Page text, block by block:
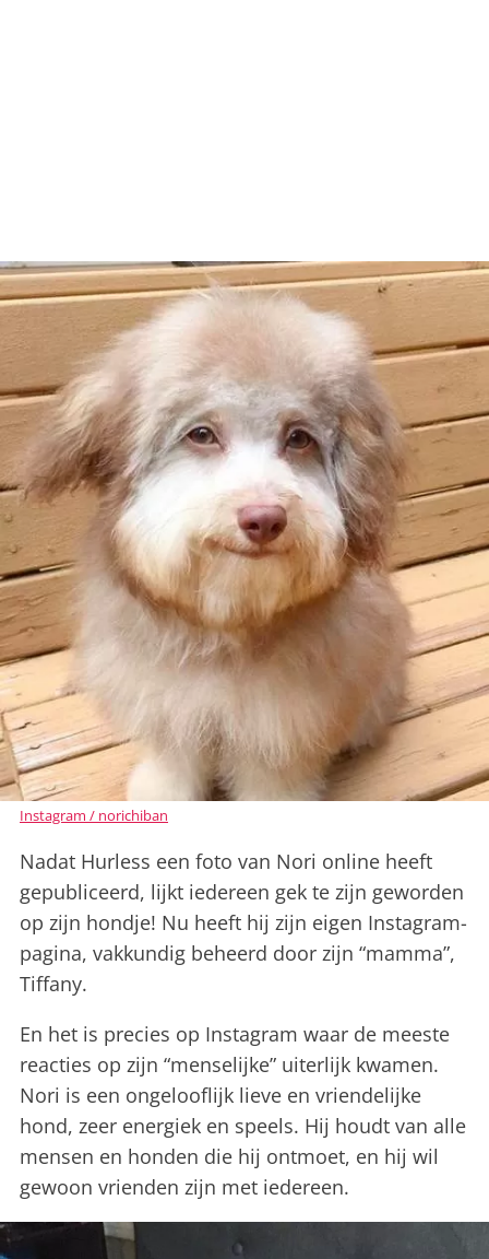
Instagram / norichiban
Nadat Hurless een foto van Nori online heeft
gepubliceerd, lijkt iedereen gek te zijn geworden
op zijn hondje! Nu heeft hij zijn eigen Instagram-
pagina, vakkundig beheerd door zijn “mamma”,
Tiffany.
En het is precies op Instagram waar de meeste
reacties op zijn “menselijke” uiterlijk kwamen.
Nori is een ongelooflijk lieve en vriendelijke
hond, zeer energiek en speels. Hij houdt van alle
mensen en honden die hij ontmoet, en hij wil
gewoon vrienden zijn met iedereen.